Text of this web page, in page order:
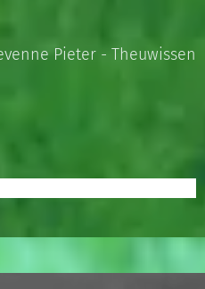
Pieter - Theuwissen